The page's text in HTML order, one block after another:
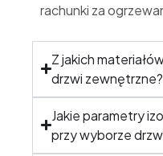
rachunki za
Z jakich
drzwi zewnętrzne?
Jakie parametry
przy wyborze